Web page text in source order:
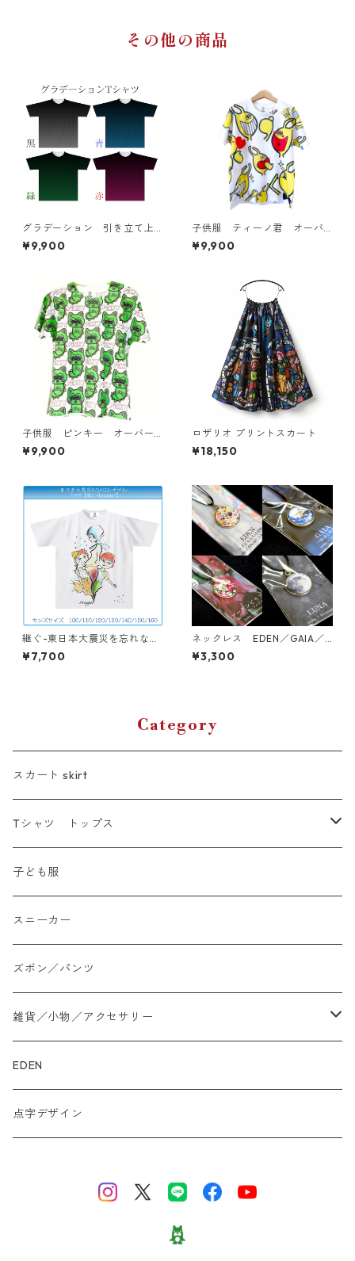
その他の商品
グラデーション 引き立て上
手 ドライTシャツ
¥9,900
子供服 ティーノ君 オーバ
ープリント Tシャツ
¥9,900
子供服 ピンキー オーバー
プリント ドライTシャツ
¥9,900
ロザリオ プリントスカート
¥18,150
継ぐ-東日本大震災を忘れな
い- キッズTシャツ
¥7,700
ネックレス EDEN／GAIA／
ブーゲンビリア／LUNA
¥3,300
Category
スカート skirt
Tシャツ トップス
Tシャツ
シャツ
大きいサイズ
ロングTシャツ
子ども服
スニーカー
ズボン／パンツ
雑貨／小物／アクセサリー
トートバッグ
ぬかカイロ
EDEN
点字デザイン